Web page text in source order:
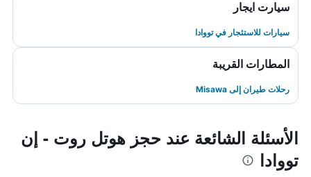
سيارت ايجار
سيارات للاستئجار في تووادا
المطارات القريبة
رحلات طيران إلى Misawa
الأسئلة الشائعة عند حجز هوتل روت - إن
تووادا